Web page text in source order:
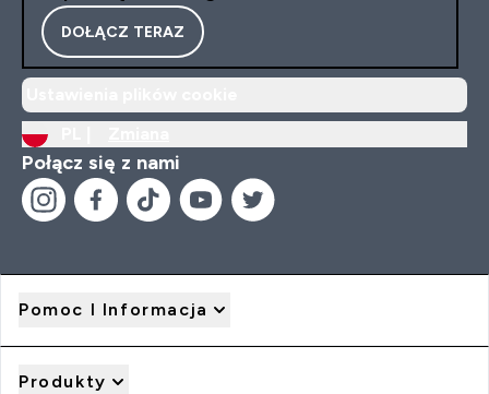
DOŁĄCZ TERAZ
Połącz się z nami
Pomoc I Informacja
Produkty